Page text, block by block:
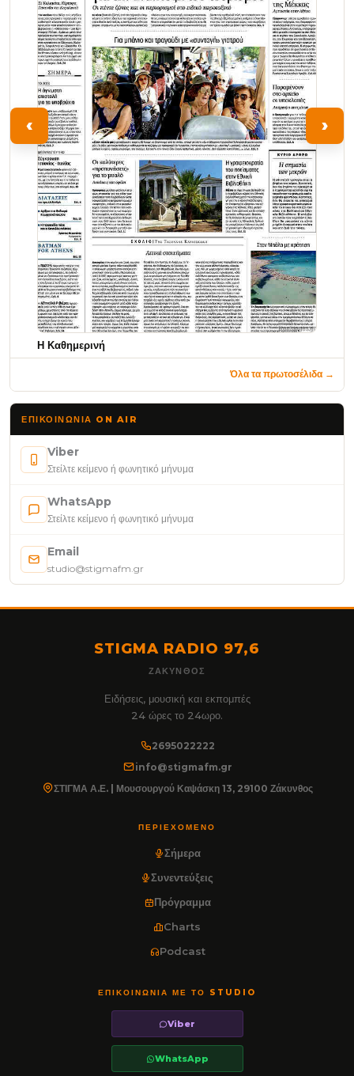
‹
Η Καθημερινή
›
Όλα τα πρωτοσέλιδα →
ΕΠΙΚΟΙΝΩΝΊΑ ON AIR
Viber
Στείλτε κείμενο ή φωνητικό μήνυμα
WhatsApp
Στείλτε κείμενο ή φωνητικό μήνυμα
Email
studio@stigmafm.gr
STIGMA RADIO 97,6
ΖΆΚΥΝΘΟΣ
Ειδήσεις, μουσική και εκπομπές
24 ώρες το 24ωρο.
2695022222
info@stigmafm.gr
ΣΤΙΓΜΑ Α.Ε. | Μουσουργού Καψάσκη 13, 29100 Ζάκυνθος
ΠΕΡΙΕΧΌΜΕΝΟ
Σήμερα
Συνεντεύξεις
Πρόγραμμα
Charts
Podcast
ΕΠΙΚΟΙΝΩΝΊΑ ΜΕ ΤΟ STUDIO
Viber
WhatsApp